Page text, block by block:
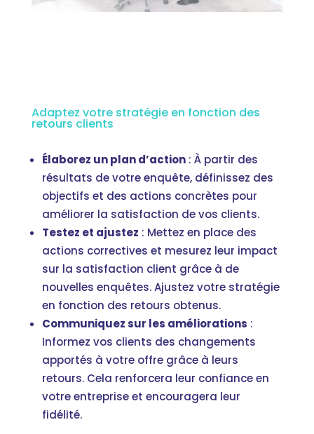
Adaptez votre stratégie en fonction des
retours clients
Élaborez un plan d’action: À partir des
résultats de votre enquête, définissez des
objectifs et des actions concrètes pour
améliorer la satisfaction de vos clients.
Testez et ajustez : Mettez en place des
actions correctives et mesurez leur impact
sur la satisfaction client grâce à de
nouvelles enquêtes. Ajustez votre stratégie
en fonction des retours obtenus.
Communiquez sur les améliorations :
Informez vos clients des changements
apportés à votre offre grâce à leurs
retours. Cela renforcera leur confiance en
votre entreprise et encouragera leur
fidélité.